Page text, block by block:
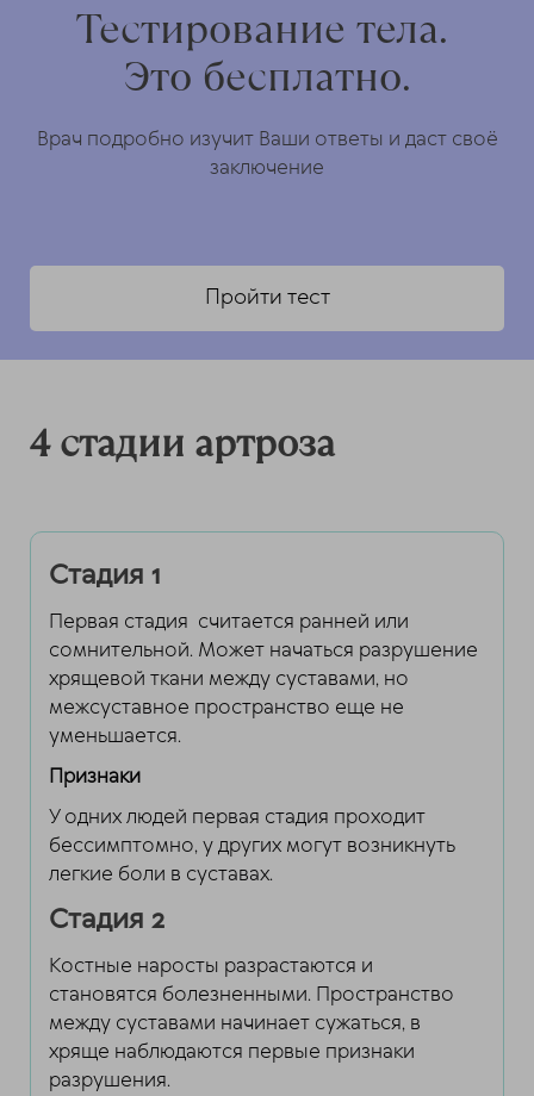
Тестирование тела.
Это бесплатно.
Врач подробно изучит Ваши ответы и даст своё
заключение
Пройти тест
4 стадии артроза
Стадия 1
Первая стадия считается ранней или
сомнительной. Может начаться разрушение
хрящевой ткани между суставами, но
межсуставное пространство еще не
уменьшается.
Признаки
У одних людей первая стадия проходит
бессимптомно, у других могут возникнуть
легкие боли в суставах.
Стадия 2
Костные наросты разрастаются и
становятся болезненными. Пространство
между суставами начинает сужаться, в
хряще наблюдаются первые признаки
разрушения.